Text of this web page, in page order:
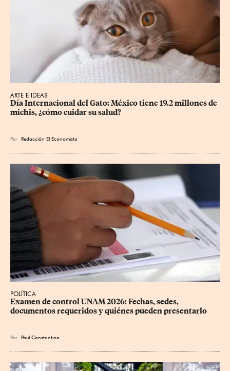
ARTE E IDEAS
Día Internacional del Gato: México tiene 19.2 millones de
michis, ¿cómo cuidar su salud?
Por Redacción El Economista
POLÍTICA
Examen de control UNAM 2026: Fechas, sedes,
documentos requeridos y quiénes pueden presentarlo
Por Paul Constantino